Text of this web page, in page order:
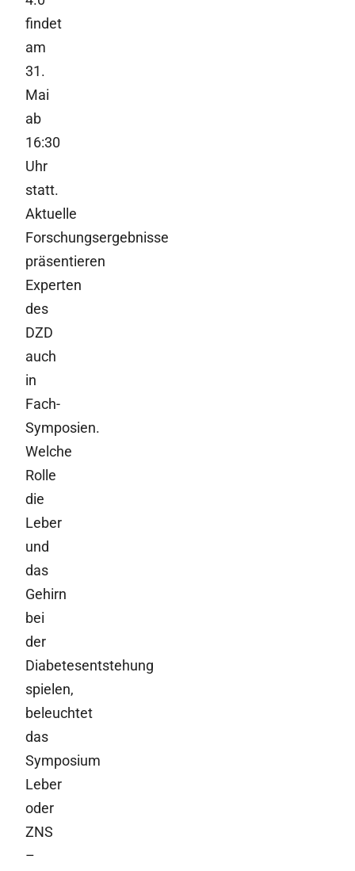
findet
am
31.
Mai
ab
16:30
Uhr
statt.
Aktuelle
Forschungsergebnisse
präsentieren
Experten
des
DZD
auch
in
Fach-
Symposien.
Welche
Rolle
die
Leber
und
das
Gehirn
bei
der
Diabetesentstehung
spielen,
beleuchtet
das
Symposium
Leber
oder
ZNS
–